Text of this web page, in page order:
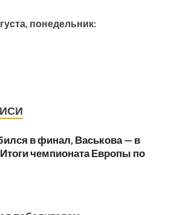
понедельник:
в финал, Васькова — в
чемпионата Европы по